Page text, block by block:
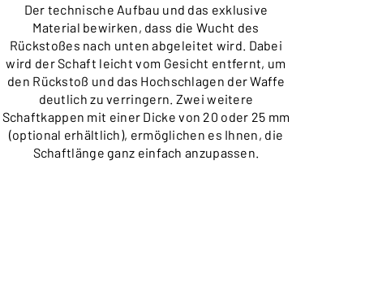
Der technische Aufbau und das exklusive
Material bewirken, dass die Wucht des
Rückstoßes nach unten abgeleitet wird. Dabei
wird der Schaft leicht vom Gesicht entfernt, um
den Rückstoß und das Hochschlagen der Waffe
deutlich zu verringern. Zwei weitere
Schaftkappen mit einer Dicke von 20 oder 25 mm
(optional erhältlich), ermöglichen es Ihnen, die
Schaftlänge ganz einfach anzupassen.